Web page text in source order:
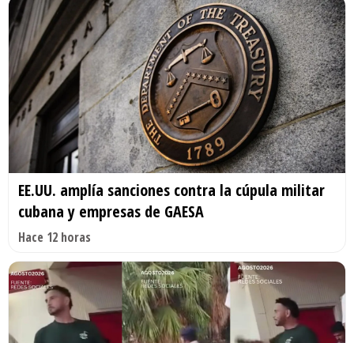
EE.UU. amplía sanciones contra la cúpula militar
cubana y empresas de GAESA
Hace 12 horas